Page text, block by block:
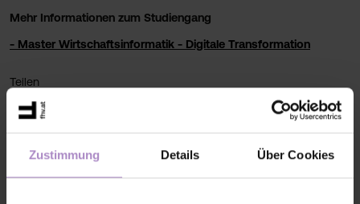
Zustimmung Details Über Cookies
Mehr Informationen zum Studiengang
- Master Wirtschaftsinformatik - Digitale Transformation
Teilen